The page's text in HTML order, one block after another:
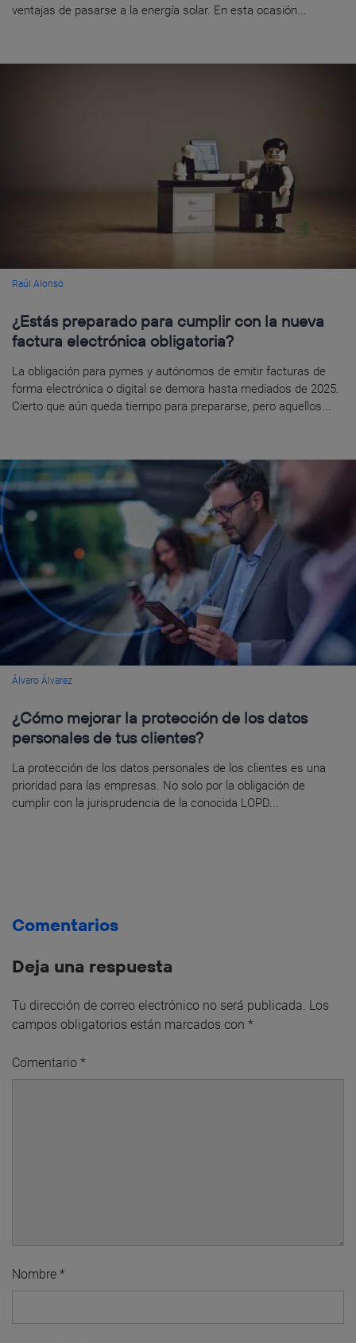
ventajas de pasarse a la energía solar. En esta ocasión...
Raúl Alonso
¿Estás preparado para cumplir con la nueva
factura electrónica obligatoria?
La obligación para pymes y autónomos de emitir facturas de
forma electrónica o digital se demora hasta mediados de 2025.
Cierto que aún queda tiempo para prepararse, pero aquellos...
Álvaro Álvarez
¿Cómo mejorar la protección de los datos
personales de tus clientes?
La protección de los datos personales de los clientes es una
prioridad para las empresas. No solo por la obligación de
cumplir con la jurisprudencia de la conocida LOPD...
Comentarios
Deja una respuesta
Tu dirección de correo electrónico no será publicada. Los
campos obligatorios están marcados con *
Comentario *
Nombre *